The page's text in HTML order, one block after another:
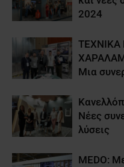
2024
ΤΕΧΝΙΚΑ
Μια
Νέες
λύσεις
MEDO: